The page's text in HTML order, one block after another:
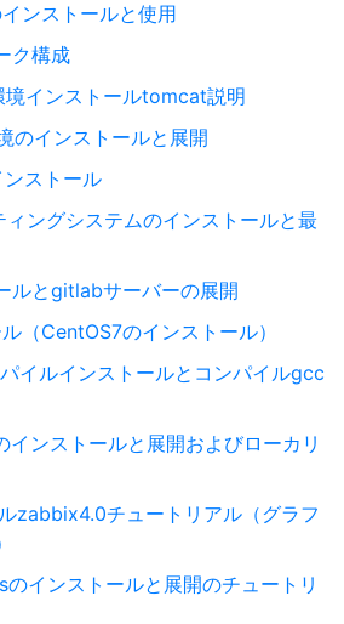
ンストールと使用
ク構成
インストールtomcat説明
のインストールと展開
ストール
ングシステムのインストールと最
ルとgitlabサーバーの展開
（CentOS7のインストール）
イルインストールとコンパイルgcc
ンストールと展開およびローカリ
zabbix4.0チュートリアル（グラフ
インストールと展開のチュートリ